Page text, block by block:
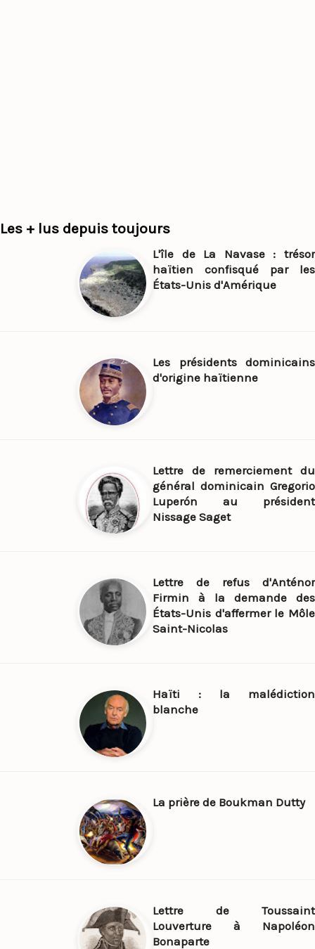
Les + lus depuis toujours
L'île de La Navase : trésor
haïtien confisqué par les
États-Unis d'Amérique
Les présidents dominicains
d'origine haïtienne
Lettre de remerciement du
général dominicain Gregorio
Luperón au président
Nissage Saget
Lettre de refus d'Anténor
Firmin à la demande des
États-Unis d'affermer le Môle
Saint-Nicolas
Haïti : la malédiction
blanche
La prière de Boukman Dutty
Lettre de Toussaint
Louverture à Napoléon
Bonaparte